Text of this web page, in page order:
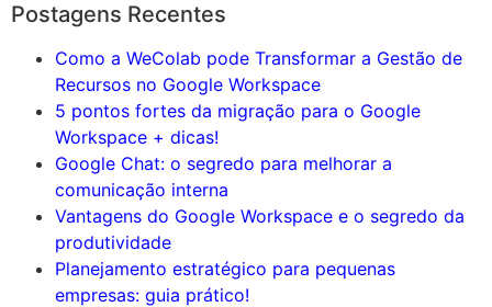
Postagens Recentes
Como a WeColab pode Transformar a Gestão de
Recursos no Google Workspace
5 pontos fortes da migração para o Google
Workspace + dicas!
Google Chat: o segredo para melhorar a
comunicação interna
Vantagens do Google Workspace e o segredo da
produtividade
Planejamento estratégico para pequenas
empresas: guia prático!